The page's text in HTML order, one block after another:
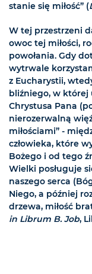
stanie się miłość” (
W tej przestrzeni
owoc tej miłości,
powołania. Gdy
wytrwale
z Eucharystii,
bliźniego, w której
Chrystusa Pana
nierozerwalną
miłościami” -
człowieka, które
Bożego i od tego
Wielki posługuje
naszego serca
Niego, a później
drzewa, miłość
in Librum B. Job,